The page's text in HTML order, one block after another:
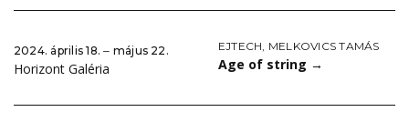
2024. április 18. ‒ május 22.
Horizont Galéria
EJTECH, MELKOVICS TAMÁS
Age of string →